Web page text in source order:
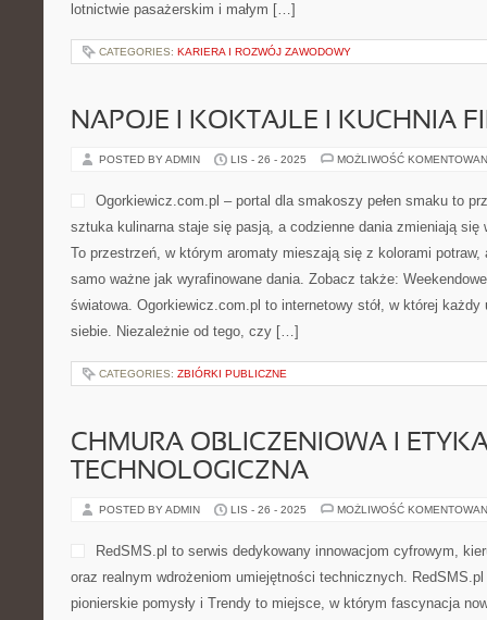
lotnictwie pasażerskim i małym […]
CATEGORIES: KARIERA I ROZWÓJ ZAWODOWY
NAPOJE I KOKTAJLE I KUCHNIA
POSTED BY ADMIN LIS - 26 - 2025 MOŻLIWOŚĆ
Ogorkiewicz.com.pl – portal dla smakoszy pełen smaku to
sztuka kulinarna staje się pasją, a codzienne dania zmieniają się
To przestrzeń, w którym aromaty mieszają się z kolorami
samo ważne jak wyrafinowane dania. Zobacz także:
światowa. Ogorkiewicz.com.pl to internetowy stół, w której
siebie. Niezależnie od tego, czy […]
CATEGORIES: ZBIÓRKI PUBLICZNE
CHMURA OBLICZENIOWA I
TECHNOLOGICZNA
POSTED BY ADMIN LIS - 26 - 2025 MOŻLIWOŚĆ
RedSMS.pl to serwis dedykowany innowacjom cyfrowym,
oraz realnym wdrożeniom umiejętności technicznych. RedSMS.pl
pionierskie pomysły i Trendy to miejsce, w którym fascynacja